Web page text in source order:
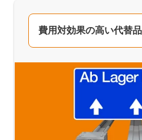
費用対効果の高い代替